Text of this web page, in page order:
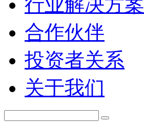
合作伙伴
投资者关系
关于我们